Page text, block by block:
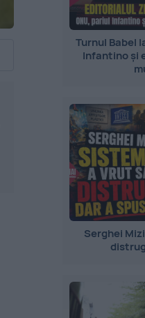
Turnul Babel
Infantino și
Serghei